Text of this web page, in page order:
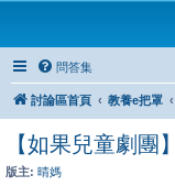
問答集
討論區首頁 教養e把罩
【如果兒童劇團
版主: 晴媽